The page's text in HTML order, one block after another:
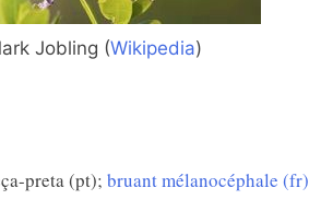
Jobling (Wikipedia)
preta (pt); bruant mélanocéphale (fr)